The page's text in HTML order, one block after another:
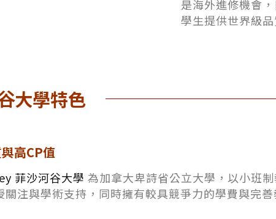
是海外進修機會
學⽣提供世界級
⼤學特色
高CP值
菲沙河⾕⼤學 為加拿大卑詩省公立大學，以小班
注與學術支持，同時擁有較具競爭力的學費與完